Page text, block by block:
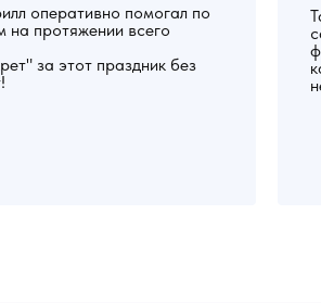
оперативно помогал по
на протяжении всего
за этот праздник без